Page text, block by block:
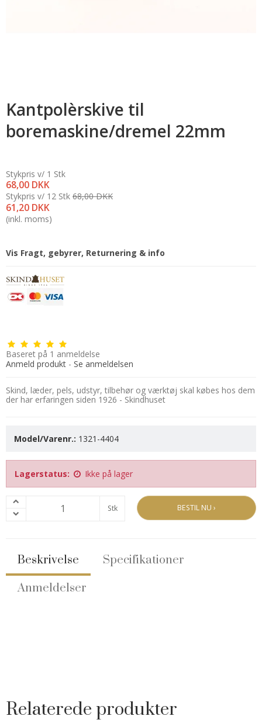
Kantpolèrskive til
boremaskine/dremel 22mm
Stykpris v/ 1 Stk
68,00 DKK
Stykpris v/ 12 Stk
61,20 DKK
68,00 DKK
(inkl. moms)
Vis Fragt, gebyrer, Returnering & info
Baseret på 1 anmeldelse
Anmeld produkt - Se anmeldelsen
Skind, læder, pels, udstyr, tilbehør og værktøj skal købes hos dem
der har erfaringen siden 1926 - Skindhuset
Model/Varenr.: 1321-4404
Lagerstatus: Ikke på lager
Stk BESTIL NU ›
Beskrivelse
Specifikationer
Anmeldelser
Relaterede produkter